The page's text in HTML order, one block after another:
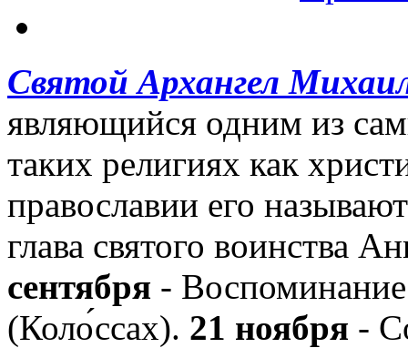
Святой Архангел
являющийся одним из
таких религиях как
православии его
глава святого воинства
сентября -
(Коло́ссах). 21 ноября -